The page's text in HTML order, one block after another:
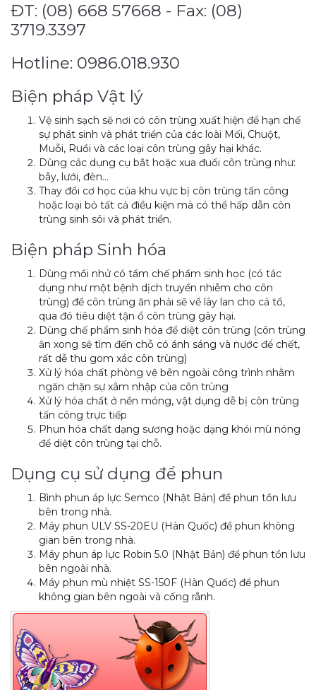
ĐT: (08) 668 57668 - Fax: (08)
3719.3397
Hotline: 0986.018.930
Biện pháp Vật lý
Vệ sinh sạch sẽ nơi có côn trùng xuất hiện để hạn chế
sự phát sinh và phát triển của các loài Mối, Chuột,
Muỗi, Ruồi và các loại côn trùng gây hại khác.
Dùng các dụng cụ bắt hoặc xua đuổi côn trùng như:
bẫy, lưới, đèn…
Thay đổi cơ học của khu vực bị côn trùng tấn công
hoặc loại bỏ tất cả điều kiện mà có thể hấp dẫn côn
trùng sinh sôi và phát triển.
Biện pháp Sinh hóa
Dùng mồi nhử có tẩm chế phẩm sinh học (có tác
dụng như một bệnh dịch truyền nhiễm cho côn
trùng) để côn trùng ăn phải sẽ về lây lan cho cả tổ,
qua đó tiêu diệt tận ổ côn trùng gây hại.
Dùng chế phẩm sinh hóa để diệt côn trùng (côn trùng
ăn xong sẽ tìm đến chỗ có ánh sáng và nước để chết,
rất dễ thu gom xác côn trùng)
Xử lý hóa chất phòng vệ bên ngoài công trình nhằm
ngăn chặn sự xâm nhập của côn trùng
Xử lý hóa chất ở nền móng, vật dụng dễ bị côn trùng
tấn công trực tiếp
Phun hóa chất dạng sương hoặc dạng khói mù nóng
để diệt côn trùng tại chỗ.
Dụng cụ sử dụng để phun
Bình phun áp lực Semco (Nhật Bản) để phun tồn lưu
bên trong nhà.
Máy phun ULV SS-20EU (Hàn Quốc) để phun không
gian bên trong nhà.
Máy phun áp lực Robin 5.0 (Nhật Bản) để phun tồn lưu
bên ngoài nhà.
Máy phun mù nhiệt SS-150F (Hàn Quốc) để phun
không gian bên ngoài và cống rãnh.